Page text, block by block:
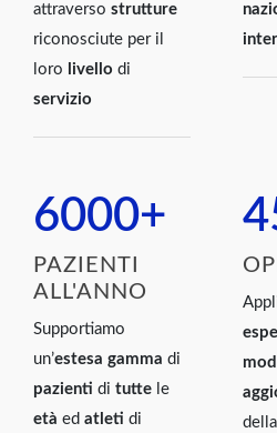
attraverso strutture
riconosciute per il
loro livello di
servizio
6000+
PAZIENTI
ALL'ANNO
Supportiamo
un’estesa gamma di
pazienti di tutte le
età ed atleti di
della